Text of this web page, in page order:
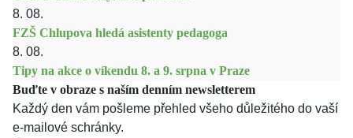
8. 08.
FZŠ Chlupova hledá asistenty pedagoga
8. 08.
Tipy na akce o víkendu 8. a 9. srpna v Praze
Buďte v obraze s naším denním newsletterem
Každý den vám pošleme přehled všeho důležitého do vaší
e-mailové schránky.